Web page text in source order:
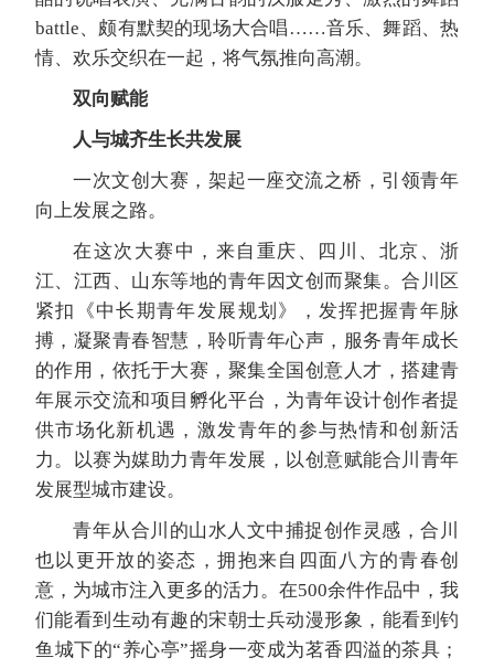
battle、颇有默契的现场大合唱……音乐、舞蹈、热
情、欢乐交织在一起，将气氛推向高潮。
双向赋能
人与城齐生长共发展
一次文创大赛，架起一座交流之桥，引领青年
向上发展之路。
在这次大赛中，来自重庆、四川、北京、浙
江、江西、山东等地的青年因文创而聚集。合川区
紧扣《中长期青年发展规划》，发挥把握青年脉
搏，凝聚青春智慧，聆听青年心声，服务青年成长
的作用，依托于大赛，聚集全国创意人才，搭建青
年展示交流和项目孵化平台，为青年设计创作者提
供市场化新机遇，激发青年的参与热情和创新活
力。以赛为媒助力青年发展，以创意赋能合川青年
发展型城市建设。
青年从合川的山水人文中捕捉创作灵感，合川
也以更开放的姿态，拥抱来自四面八方的青春创
意，为城市注入更多的活力。在500余件作品中，我
们能看到生动有趣的宋朝士兵动漫形象，能看到钓
鱼城下的“养心亭”摇身一变成为茗香四溢的茶具；